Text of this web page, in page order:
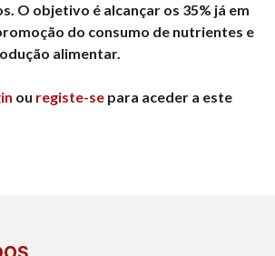
O objetivo é alcançar os 35% já em
do consumo de nutrientes e
alimentar.
ou registe-se para aceder a este